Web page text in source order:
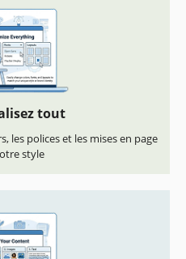
tout
les polices et les mises en page
style